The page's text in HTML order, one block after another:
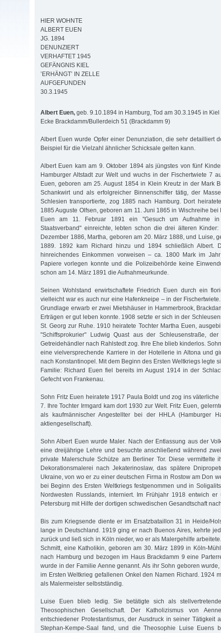
HIER WOHNTE
ALBERT EUEN
JG. 1894
DENUNZIERT
VERHAFTET 1945
GEFÄNGNIS KIEL
’ERHÄNGT’ IN ZELLE
AUFGEFUNDEN
30.3.1945
Albert Euen, geb. 9.10.1894 in Hamburg, Tod am 30.3.1945 in Kiel
Ecke Brackdamm/Bullerdeich 51 (Brackdamm 9)
Albert Euen wurde Opfer einer Denunziation, die sehr detailliert
Beispiel für die Vielzahl ähnlicher Schicksale gelten kann.
Albert Euen kam am 9. Oktober 1894 als jüngstes von fünf
Hamburger Altstadt zur Welt und wuchs in der Fischertwiete 7
Euen, geboren am 25. August 1854 in Klein Kreutz in der Mark
Schankwirt und als erfolgreicher Binnenschiffer tätig, der
Schlesien transportierte, zog 1885 nach Hamburg. Dort
1885 Auguste Olfsen, geboren am 11. Juni 1865 in Wischreihe bei
Euen am 11. Februar 1891 ein "Gesuch um Aufnahme in
Staatsverband" einreichte, lebten schon die drei älteren
Dezember 1886, Martha, geboren am 20. März 1888, und Luise,
1889. 1892 kam Richard hinzu und 1894 schließlich Albert.
hinreichendes Einkommen vorweisen – ca. 1800 Mark im
Papiere vorlegen konnte und die Polizeibehörde keine
schon am 14. März 1891 die Aufnahmeurkunde.
Seinen Wohlstand erwirtschaftete Friedrich Euen durch ein
vielleicht war es auch nur eine Hafenkneipe – in der
Grundlage erwarb er zwei Mietshäuser in Hammerbrook,
Erträgen er gut leben konnte. 1908 setzte er sich in der
St. Georg zur Ruhe. 1910 heiratete Tochter Martha Euen,
"Schiffsprokurier" Ludwig Quast aus der Schleusenstraße,
Getreidehändler nach Rahlstedt zog. Ihre Ehe blieb kinderlos.
eine vielversprechende Karriere in der Hotellerie in Altona und
nach Konstantinopel. Mit dem Beginn des Ersten Weltkriegs legte
Familie: Richard Euen fiel bereits im August 1914 in der
Gefecht von Frankenau.
Sohn Fritz Euen heiratete 1917 Paula Boldt und zog ins väterliche
7. Ihre Tochter Irmgard kam dort 1930 zur Welt. Fritz Euen,
als kaufmännischer Angestellter bei der HHLA (Hamburger
aktiengesellschaft).
Sohn Albert Euen wurde Maler. Nach der Entlassung aus der
eine dreijährige Lehre und besuchte anschließend während
private Malerschule Schütze am Berliner Tor. Diese vermittelte
Dekorationsmalerei nach Jekaterinoslaw, das spätere
Ukraine, von wo er zu einer deutschen Firma in Rostow am Don
bei Beginn des Ersten Weltkriegs festgenommen und in
Nordwesten Russlands, interniert. Im Frühjahr 1918 entwich
Petersburg mit Hilfe der dortigen schwedischen Gesandtschaft
Bis zum Kriegsende diente er im Ersatzbataillon 31 in Heide/
lange in Deutschland. 1919 ging er nach Buenos Aires, kehrte
zurück und ließ sich in Köln nieder, wo er als Malergehilfe
Schmitt, eine Katholikin, geboren am 30. März 1899 in Köln-
nach Hamburg und bezogen im Haus Brackdamm 9 eine
wurde in der Familie Aenne genannt. Als ihr Sohn geboren
im Ersten Weltkrieg gefallenen Onkel den Namen Richard. 1924
als Malermeister selbstständig.
Luise Euen blieb ledig. Sie betätigte sich als
Theosophischen Gesellschaft. Der Katholizismus von
entschiedener Protestantismus, der Ausdruck in seiner Tätigkeit
Stephan-Kempe-Saal fand, und die Theosophie Luise Euens